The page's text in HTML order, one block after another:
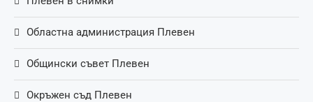
Областна администрация Плевен
Общински съвет Плевен
Окръжен съд Плевен